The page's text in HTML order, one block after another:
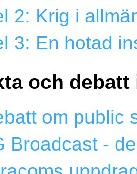
2: Krig i
3: En hotad
och debatt
om public
Broadcast -